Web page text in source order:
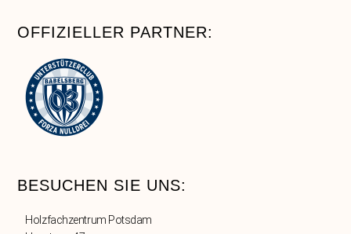
OFFIZIELLER PARTNER:
BESUCHEN SIE UNS:
Holzfachzentrum Potsdam